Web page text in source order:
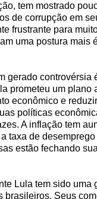
tem mostrado
de corrupção em
frustrante para
uma postura mais
gerado controvérsia
prometeu um plano
econômico e
políticas
A inflação tem
taxa de
estão fechando
Lula tem sido uma
brasileiros. Seus